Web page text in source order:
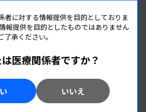
合部門研修会
査技師会
者に対する情報提供を目的としておりま
報提供を目的としたものではありません
承ください。
医療関係者ですか？
いいえ